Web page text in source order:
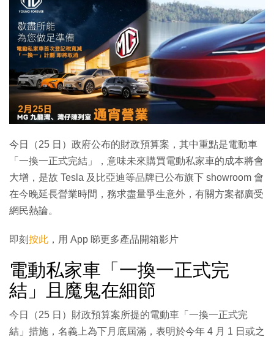
今日（25 日）政府公布的財政預算案，其中重點是電動車
「一換一正式完結」，意味未來購買電動私家車的成本將會
大增，是故 Tesla 及比亞迪等品牌已公布旗下 showroom 會
在今晚延長營業時間，務求盡量爭生意外，有關方案都廣受
網民熱論。
即刻 按此 ，用 App 睇更多產品開箱影片
電動私家車「一換一正式完
結」且魔鬼在細節
今日（25 日）財政預算案所提的電動車「一換一正式完
結」措施，名義上為下月底屆滿，表明於今年 4 月 1 日或之